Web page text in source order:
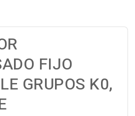
FIJO
GRUPOS K0,